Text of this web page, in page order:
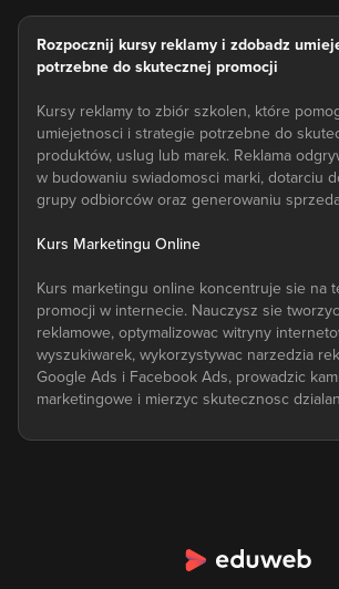
Rozpocznij kursy reklamy i zdobadz
potrzebne do skutecznej promocji
Kursy reklamy to zbiór szkolen, które
umiejetnosci i strategie potrzebne do
produktów, uslug lub marek. Reklama
w budowaniu swiadomosci marki, dotarciu
grupy odbiorców oraz generowaniu
Kurs Marketingu Online
Kurs marketingu online koncentruje sie na
promocji w internecie. Nauczysz sie
reklamowe, optymalizowac witryny
wyszukiwarek, wykorzystywac narzedzia
Google Ads i Facebook Ads, prowadzic
marketingowe i mierzyc skutecznosc
Kurs Marketingu Spolecznosciowego
sie budowac strategie marketingowe,
dostosowane do róznych platform,